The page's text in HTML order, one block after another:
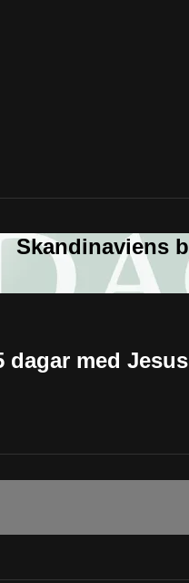
dagar med Jesus